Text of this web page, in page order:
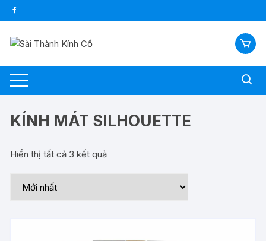
Chuyển
tới
nội
dung
KÍNH MÁT SILHOUETTE
Hiển thị tất cả 3 kết quả